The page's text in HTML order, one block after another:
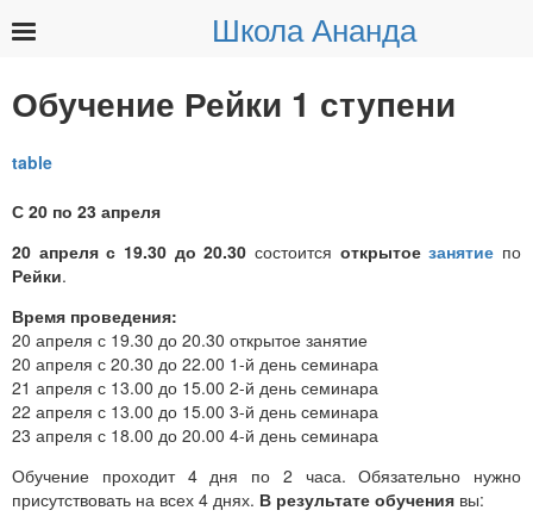
Школа Ананда
Обучение Рейки 1 ступени
С 20 по 23 апреля
20 апреля с 19.30 до 20.30 состоится открытоезанятие по
Рейки.
Время проведения:
20 апреля с 19.30 до 20.30 открытое занятие
20 апреля с 20.30 до 22.00 1-й день семинара
21 апреля с 13.00 до 15.00 2-й день семинара
22 апреля с 13.00 до 15.00 3-й день семинара
23 апреля с 18.00 до 20.00 4-й день семинара
Обучение проходит 4 дня по 2 часа. Обязательно нужно
присутствовать на всех 4 днях. В результате обучения вы: